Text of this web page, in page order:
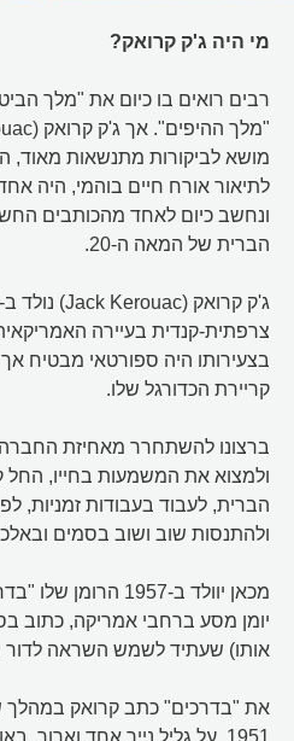
מי היה ג'ק קרואק?
רבים רואים בו כיום את "מלך
מושא לביקורות מתנשאות מאוד,
לתיאור אורח חיים בוהמי, היה
ונחשב כיום לאחד מהכותבים
הברית של המאה ה-20.
צרפתית-קנדית בעיירה
בצעירותו היה ספורטאי מבטיח
קריירת הכדורגל שלו.
ברצונו להשתחרר מאחיזת
ולמצוא את המשמעות בחייו, החל
הברית, לעבוד בעבודות זמניות,
ולהתנסות שוב ושוב בסמים
יומן מסע ברחבי אמריקה, כתוב
אותו) שעתיד לשמש השראה
את "בדרכים" כתב קרואק במהלך